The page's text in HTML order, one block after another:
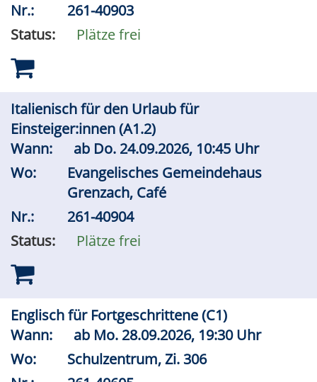
Nr.:
261-40903
Status:
Plätze frei
Italienisch für den Urlaub für
Einsteiger:innen (A1.2)
Wann:
ab Do. 24.09.2026, 10:45 Uhr
Wo:
Evangelisches Gemeindehaus
Grenzach, Café
Nr.:
261-40904
Status:
Plätze frei
Englisch für Fortgeschrittene (C1)
Wann:
ab Mo. 28.09.2026, 19:30 Uhr
Wo:
Schulzentrum, Zi. 306